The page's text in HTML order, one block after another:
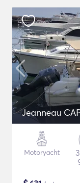
Jeanneau
Motoryacht